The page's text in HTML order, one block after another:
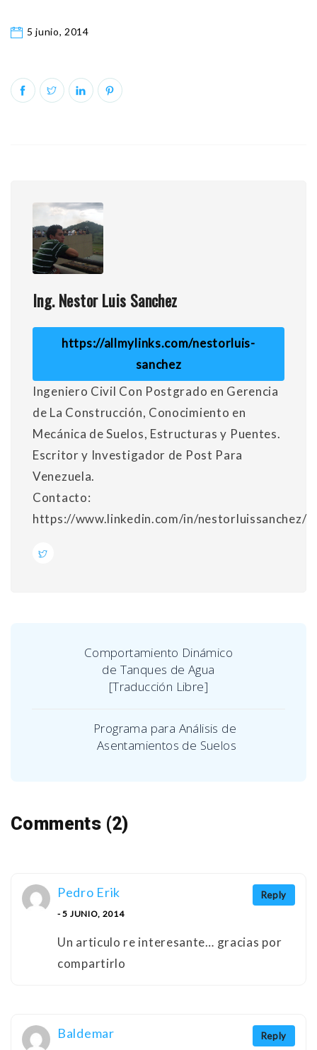
5 junio, 2014
Ing. Nestor Luis Sanchez
https://allmylinks.com/nestorluis-
sanchez
Ingeniero Civil Con Postgrado en Gerencia
de La Construcción, Conocimiento en
Mecánica de Suelos, Estructuras y Puentes.
Escritor y Investigador de Post Para
Venezuela.
Contacto:
https://www.linkedin.com/in/nestorluissanchez/
Comportamiento Dinámico
de Tanques de Agua
[Traducción Libre]
Programa para Análisis de
Asentamientos de Suelos
Comments (2)
Reply
Pedro Erik
- 5 JUNIO, 2014
Un articulo re interesante… gracias por
compartirlo
Reply
Baldemar